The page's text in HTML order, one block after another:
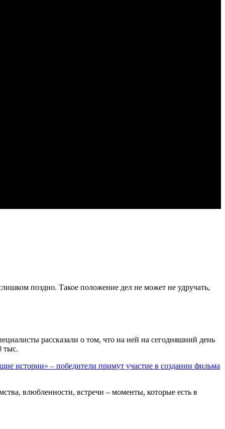
поздно. Такое положение дел не может не удручать,
рассказали о том, что на ней на сегодняшний день
тыс.
истории» – победители примут участие в создании фильма
влюбленности, встречи – моменты, которые есть в